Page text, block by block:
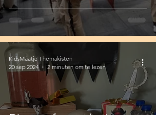
KidsMaatje Themakisten
20 sep 2024
2 minuten om te lezen